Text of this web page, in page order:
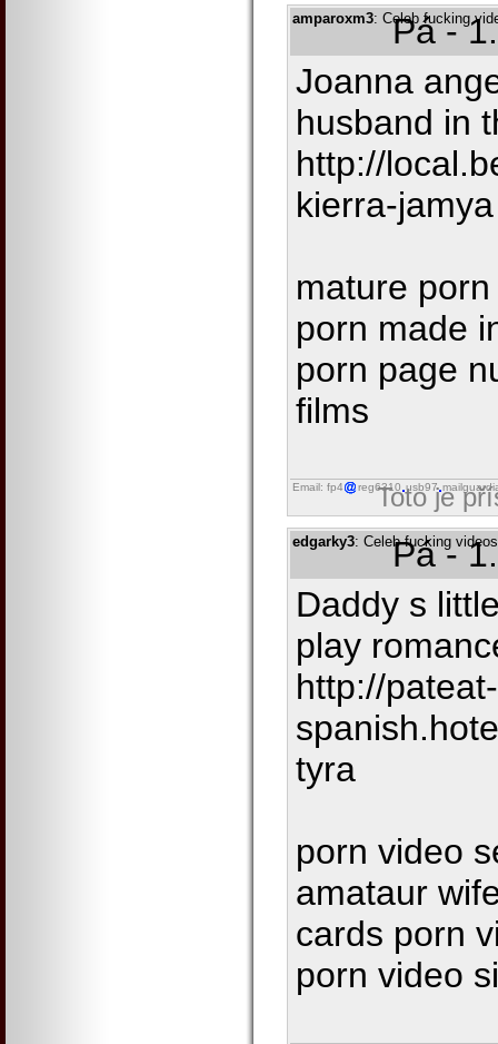
amparoxm3: Celeb fucking
Pá -
Joanna
husband in
http://
kierra-jamya
mature
porn made
porn page
films
Email: fp4 reg6310 usb97
Toto je
edgarky3: Celeb fucking
Pá -
Daddy s
play
http://pateat-
tyra
porn video
amataur
cards porn
porn video